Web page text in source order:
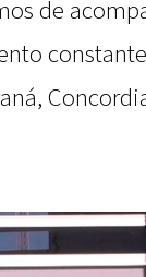
de